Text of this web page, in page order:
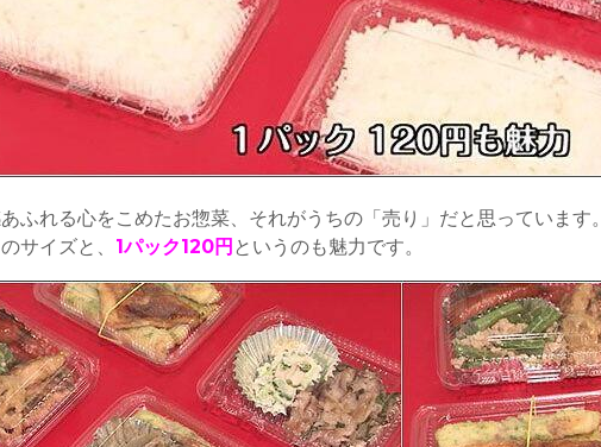
ふれる心をこめたお惣菜、それがうちの「売り」だと思っています。
サイズと、 1パック120円 というのも魅力です。